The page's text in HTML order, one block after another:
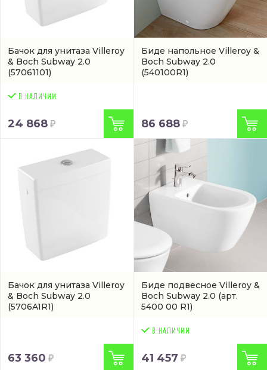
Бачок для унитаза Villeroy
& Boch Subway 2.0
(57061101)
24 868
Биде напольное Villeroy &
Boch Subway 2.0
(540100R1)
86 688
Бачок для унитаза Villeroy
& Boch Subway 2.0
(5706A1R1)
63 360
Биде подвесное Villeroy &
Boch Subway 2.0 (арт.
5400 00 R1)
41 457